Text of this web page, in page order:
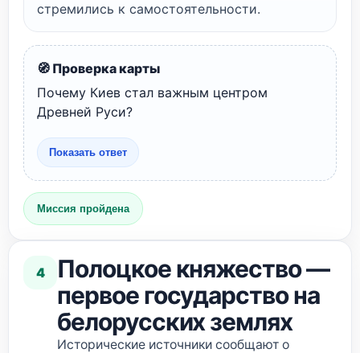
стремились к самостоятельности.
🧭 Проверка карты
Почему Киев стал важным центром
Древней Руси?
Показать ответ
Миссия пройдена
4
Полоцкое княжество —
первое государство на
белорусских землях
Исторические источники сообщают о